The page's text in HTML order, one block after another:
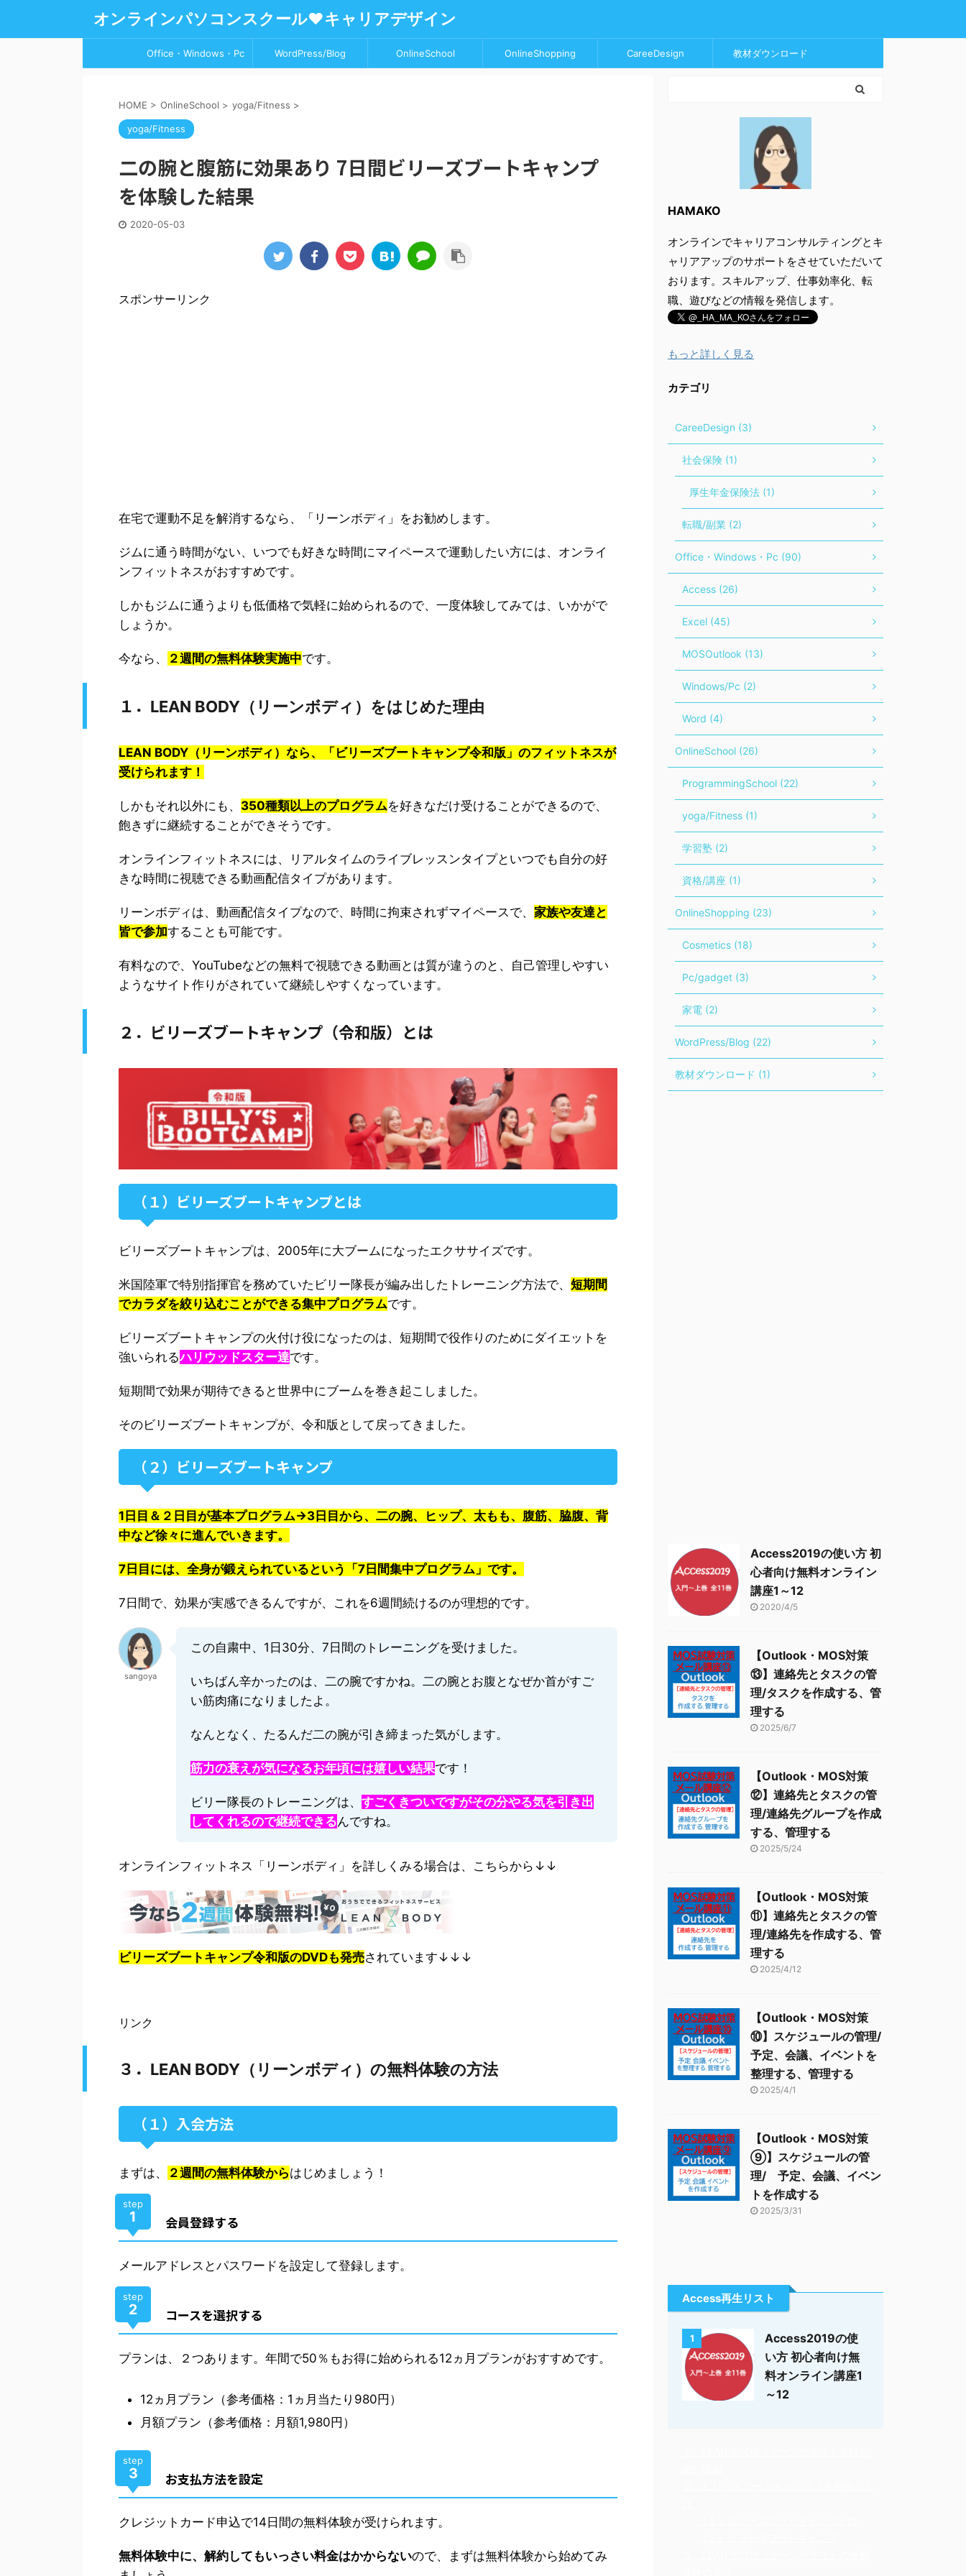
オンラインパソコンスクール♥キャリアデザイン
Office・Windows・Pc WordPress/Blog OnlineSchool OnlineShopping CareeDesign 教材ダウンロード
HOME > OnlineSchool > yoga/Fitness >
yoga/Fitness
二の腕と腹筋に効果あり 7日間ビリーズブートキャンプ
を体験した結果
2020-05-03
スポンサーリンク
在宅で運動不足を解消するなら、「リーンボディ」をお勧めします。
ジムに通う時間がない、いつでも好きな時間にマイペースで運動したい方には、オンライ
ンフィットネスがおすすめです。
しかもジムに通うよりも低価格で気軽に始められるので、一度体験してみては、いかがで
しょうか。
今なら、 ２週間の無料体験実施中です。
１． LEAN BODY（リーンボディ）をはじめた理由
LEAN BODY（リーンボディ）なら、「ビリーズブートキャンプ令和版」のフィットネスが
受けられます！
しかもそれ以外にも、 350種類以上のプログラムを好きなだけ受けることができるので、
飽きずに継続することができそうです。
オンラインフィットネスには、リアルタイムのライブレッスンタイプといつでも自分の好
きな時間に視聴できる動画配信タイプがあります。
リーンボディは、動画配信タイプなので、時間に拘束されずマイペースで、 家族や友達と
皆で参加することも可能です。
有料なので、YouTubeなどの無料で視聴できる動画とは質が違うのと、自己管理しやすい
ようなサイト作りがされていて継続しやすくなっています。
２．ビリーズブートキャンプ（令和版）とは
（１）ビリーズブートキャンプとは
ビリーズブートキャンプは、2005年に大ブームになったエクササイズです。
米国陸軍で特別指揮官を務めていたビリー隊長が編み出したトレーニング方法で、 短期間
でカラダを絞り込むことができる集中プログラムです。
ビリーズブートキャンプの火付け役になったのは、短期間で役作りのためにダイエットを
強いられるハリウッドスター達です。
短期間で効果が期待できると世界中にブームを巻き起こしました。
そのビリーズブートキャンプが、令和版として戻ってきました。
（２）ビリーズブートキャンプ
1日目＆２日目が基本プログラム→3日目から、二の腕、ヒップ、太もも、腹筋、脇腹、背
中など徐々に進んでいきます。
7日目には、全身が鍛えられているという「7日間集中プログラム」です。
7日間で、効果が実感できるんですが、これを6週間続けるのが理想的です。
sangoya
この自粛中、1日30分、7日間のトレーニングを受けました。
いちばん辛かったのは、二の腕ですかね。二の腕とお腹となぜか首がすご
い筋肉痛になりましたよ。
なんとなく、たるんだ二の腕が引き締まった気がします。
筋力の衰えが気になるお年頃には嬉しい結果です！
ビリー隊長のトレーニングは、 すごくきついですがその分やる気を引き出
してくれるので継続できるんですね。
オンラインフィットネス「リーンボディ」を詳しくみる場合は、こちらから↓↓
ビリーズブートキャンプ令和版のDVDも発売されています↓↓↓
リンク
３． LEAN BODY（リーンボディ）の無料体験の方法
（１）入会方法
まずは、 ２週間の無料体験からはじめましょう！
step
1 会員登録する
メールアドレスとパスワードを設定して登録します。
step
2 コースを選択する
プランは、２つあります。年間で50％もお得に始められる12ヵ月プランがおすすめです。
12ヵ月プラン（参考価格：1ヵ月当たり980円）
月額プラン（参考価格：月額1,980円）
step
3 お支払方法を設定
クレジットカード申込で14日間の無料体験が受けられます。
無料体験中に、解約してもいっさい料金はかからないので、まずは無料体験から始めてみ
HAMAKO
オンラインでキャリアコンサルティングとキ
ャリアアップのサポートをさせていただいて
おります。スキルアップ、仕事効率化、転
職、遊びなどの情報を発信します。
もっと詳しく見る
カテゴリ
CareeDesign (3)
社会保険 (1)
厚生年金保険法 (1)
転職/副業 (2)
Office・Windows・Pc (90)
Access (26)
Excel (45)
MOSOutlook (13)
Windows/Pc (2)
Word (4)
OnlineSchool (26)
ProgrammingSchool (22)
yoga/Fitness (1)
学習塾 (2)
資格/講座 (1)
OnlineShopping (23)
Cosmetics (18)
Pc/gadget (3)
家電 (2)
WordPress/Blog (22)
教材ダウンロード (1)
Access2019の使い方 初
心者向け無料オンライン
講座1～12
2020/4/5
【Outlook・MOS対策
⑬】連絡先とタスクの管
理/タスクを作成する、管
理する
2025/6/7
【Outlook・MOS対策
⑫】連絡先とタスクの管
理/連絡先グループを作成
する、管理する
2025/5/24
【Outlook・MOS対策
⑪】連絡先とタスクの管
理/連絡先を作成する、管
理する
2025/4/12
【Outlook・MOS対策
⑩】スケジュールの管理/
予定、会議、イベントを
整理する、管理する
2025/4/1
【Outlook・MOS対策
⑨】スケジュールの管
理/ 予定、会議、イベン
トを作成する
2025/3/31
Access再生リスト
1
Access2019の使
い方 初心者向け無
料オンライン講座1
～12